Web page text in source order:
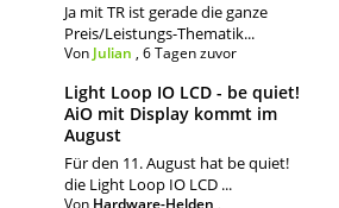
Ja mit TR ist gerade die ganze
Preis/Leistungs-Thematik...
Von Julian , 6 Tagen zuvor
Light Loop IO LCD - be quiet!
AiO mit Display kommt im
August
Für den 11. August hat be quiet!
die Light Loop IO LCD ...
Von Hardware-Helden ,